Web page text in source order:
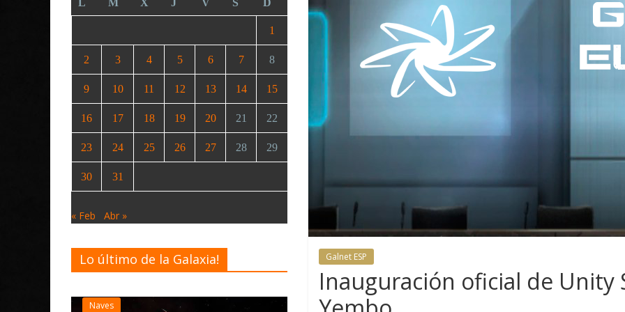
Galnet ESP
Inauguración oficial de Unity
L M X J V S D
1
2 3 4 5 6 7 8
9 10 11 12 13 14 15
16 17 18 19 20 21 22
23 24 25 26 27 28 29
30 31
« Feb Abr »
Lo último de la Galaxia!
Noticias
Elite Dangerous recibe la